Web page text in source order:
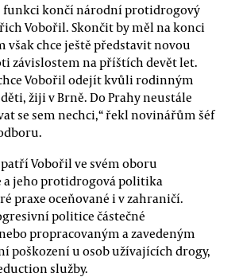
funkci končí národní protidrogový
Vobořil. Skončit by měl na konci
však chce ještě představit novou
závislostem na příštích devět let.
Vobořil odejít kvůli rodinným
žiji v Brně. Do Prahy neustále
se sem nechci,“ řekl novinářům šéf
Vobořil ve svém oboru
a jeho protidrogová politika
praxe oceňované i v zahraničí.
politice částečné
propracovaným a zavedeným
poškození u osob užívajících drogy,
služby.